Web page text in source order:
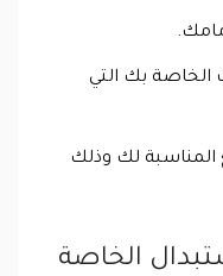
الخاصة بك التي
المناسبة لك وذلك
الخاصة